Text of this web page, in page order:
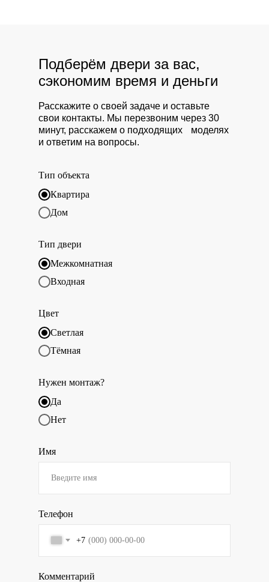
Тип объекта
Квартира
Дом
Тип двери
Межкомнатная
Входная
Цвет
Светлая
Тёмная
Нужен монтаж?
Да
Нет
Имя
Телефон
+7
Комментарий
Расскажите о своей задаче и оставьте
свои контакты. Мы перезвоним через 30
минут, расскажем о подходящих моделях
и ответим на вопросы.
Подберём двери за вас,
сэкономим время и деньги